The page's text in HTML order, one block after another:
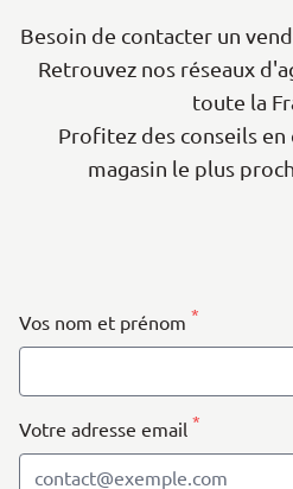
Besoin de contacter un
Retrouvez nos réseaux
toute la
Profitez des conseils
magasin le plus
Vos nom et prénom *
Votre adresse email *